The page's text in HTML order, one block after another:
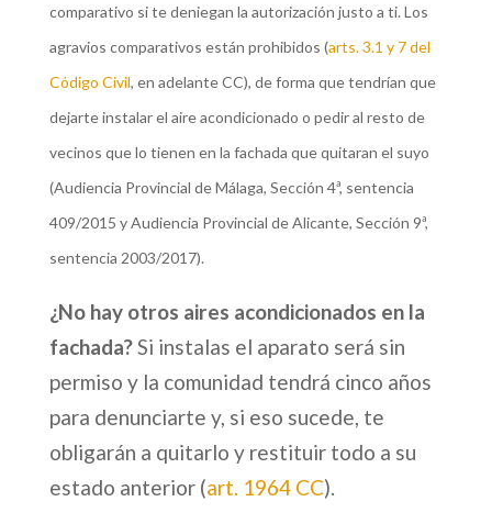
comparativo si te deniegan la autorización justo a ti. Los
agravios comparativos están prohibidos (arts. 3.1 y 7 del
Código Civil, en adelante CC), de forma que tendrían que
dejarte instalar el aire acondicionado o pedir al resto de
vecinos que lo tienen en la fachada que quitaran el suyo
(Audiencia Provincial de Málaga, Sección 4ª, sentencia
409/2015 y Audiencia Provincial de Alicante, Sección 9ª,
sentencia 2003/2017).
¿No hay otros aires acondicionados en la
fachada?Si instalas el aparato será sin
permiso y la comunidad tendrá cinco años
para denunciarte y, si eso sucede, te
obligarán a quitarlo y restituir todo a su
estado anterior (art. 1964 CC).